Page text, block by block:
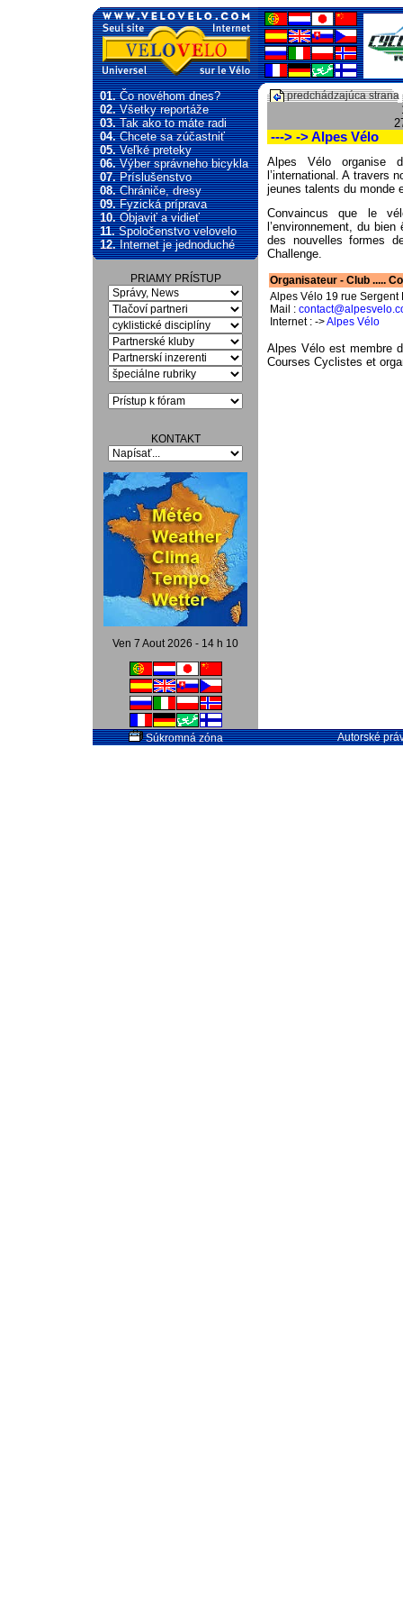
01.Čo novéhom dnes?
02.Všetky reportáže
03.Tak ako to máte radi
04.Chcete sa zúčastniť
05.Veľké preteky
06.Výber správneho bicykla
07.Príslušenstvo
08.Chrániče, dresy
09.Fyzická príprava
10.Objaviť a vidieť
11.Spoločenstvo velovelo
12.Internet je jednoduché
PRIAMY PRÍSTUP
KONTAKT
Ven 7 Aout 2026 - 14 h 10
predchádzajúca strana
---> -> Alpes Vélo
Alpes Vélo organise
l’international. A travers
jeunes talents du monde
Convaincus que le
l’environnement, du
des nouvelles formes
Challenge.
Organisateur - Club .....
Alpes Vélo 19 rue Sergent
Mail :
Internet : ->Alpes Vélo
Alpes Vélo est membre
Courses Cyclistes et
Súkromná zóna Autorské